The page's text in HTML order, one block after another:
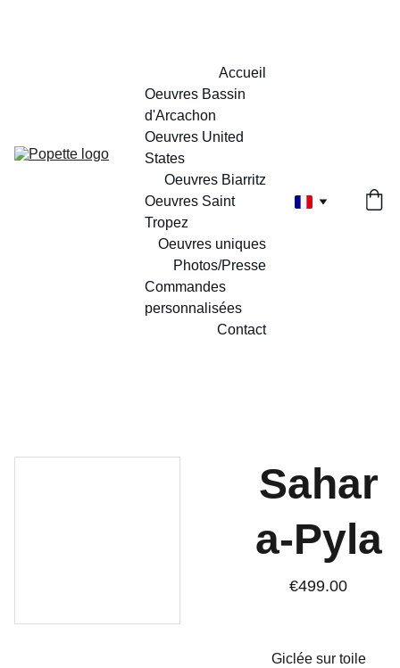
Accueil
Oeuvres Bassin
d'Arcachon
Oeuvres United
States
Oeuvres Biarritz
Oeuvres Saint
Tropez
Oeuvres uniques
Photos/Presse
Commandes
personnalisées
Contact
Sahar
a-Pyla
€499.00
Giclée sur toile